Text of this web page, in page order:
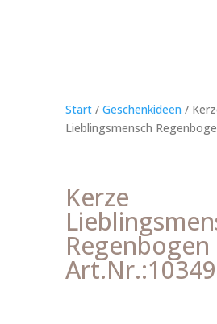
Start/ Geschenkideen /
Lieblingsmensch
Kerze
Regenbogen
Art.Nr.:10349